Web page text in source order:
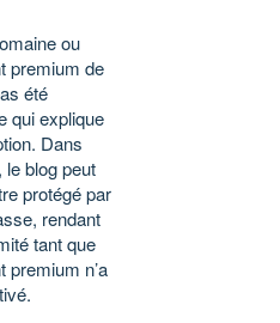
ou
premium de
été
qui explique
Dans
blog peut
protégé par
rendant
tant que
premium n’a